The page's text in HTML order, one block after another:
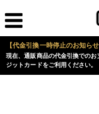
【代金引換一時停止のお知らせ
現在、通販商品の代金引換での
ジットカードをご利用ください。